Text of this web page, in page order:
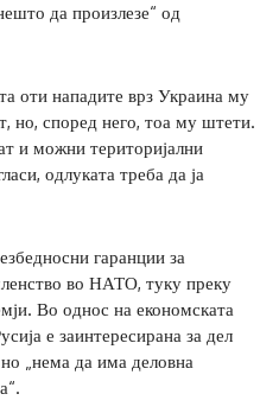
да произлезе“ од
оти нападите врз Украина му
но, според него, тоа му штети.
и можни територијални
одлуката треба да ја
гаранции за
во НАТО, туку преку
Во однос на економската
е заинтересирана за дел
„нема да има деловна